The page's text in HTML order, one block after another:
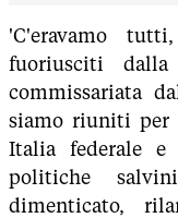
'C'eravamo
fuoriusciti
commissariata
siamo riuniti per
Italia federale
politiche
dimenticato,